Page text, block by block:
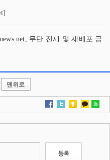
무단 전재 및 재배포 금
맨위로